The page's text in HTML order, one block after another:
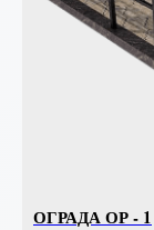
ОГРАДА ОР - 1